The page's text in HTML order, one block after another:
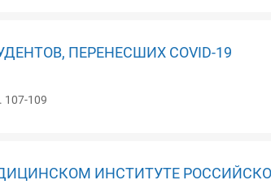
ПЕРЕНЕСШИХ COVID-19
107-109
ИНСТИТУТЕ